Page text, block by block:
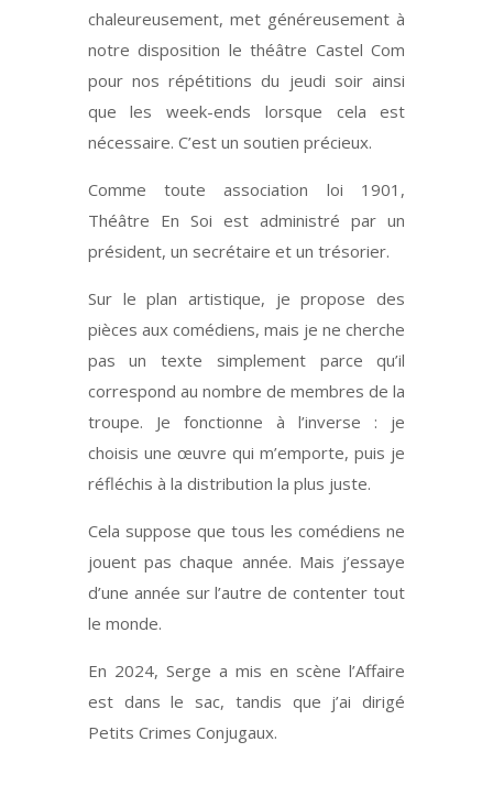
chaleureusement, met généreusement à
notre disposition le théâtre Castel Com
pour nos répétitions du jeudi soir ainsi
que les week-ends lorsque cela est
nécessaire. C’est un soutien précieux.
Comme toute association loi 1901,
Théâtre En Soi est administré par un
président, un secrétaire et un trésorier.
Sur le plan artistique, je propose des
pièces aux comédiens, mais je ne cherche
pas un texte simplement parce qu’il
correspond au nombre de membres de la
troupe. Je fonctionne à l’inverse : je
choisis une œuvre qui m’emporte, puis je
réfléchis à la distribution la plus juste.
Cela suppose que tous les comédiens ne
jouent pas chaque année. Mais j’essaye
d’une année sur l’autre de contenter tout
le monde.
En 2024, Serge a mis en scène l’Affaire
est dans le sac, tandis que j’ai dirigé
Petits Crimes Conjugaux.